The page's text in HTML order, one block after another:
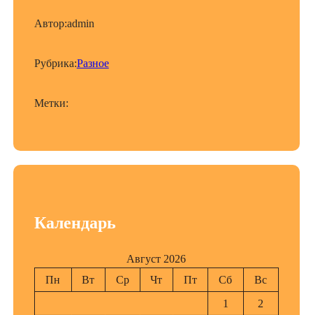
Автор:admin
Рубрика:Разное
Метки:
Календарь
Август 2026
Пн
Вт Ср Чт Пт Сб
Вс
1
2